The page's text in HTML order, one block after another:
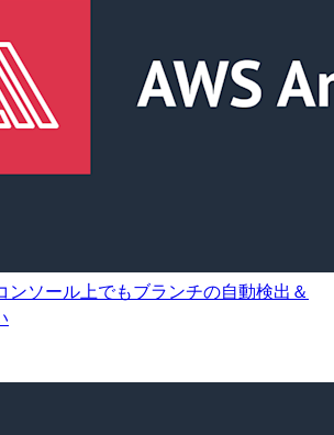
ンソール上でもブランチの自動検出＆